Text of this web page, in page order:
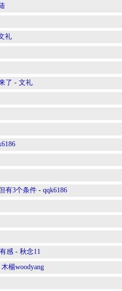
礼
了 - 文礼
有3个条件 - qqk6186
感 - 秋念11
木楊woodyang